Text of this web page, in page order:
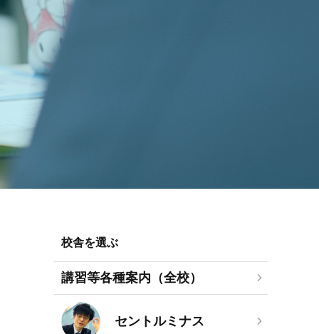
校舎を選ぶ
講習等各種案内（全校）
セントルミナス